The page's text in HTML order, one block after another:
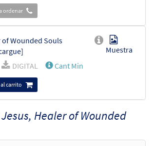
ordenar
of Wounded Souls
Muestra
DIGITAL Cant Min
carrito
Jesus, Healer of Wounded